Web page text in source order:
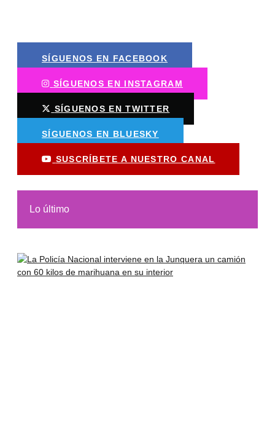
SÍGUENOS EN FACEBOOK
SÍGUENOS EN INSTAGRAM
SÍGUENOS EN TWITTER
SÍGUENOS EN BLUESKY
SUSCRÍBETE A NUESTRO CANAL
Lo último